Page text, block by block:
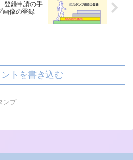
登録申請の手
像の登録
ントを書き込む
ンプ